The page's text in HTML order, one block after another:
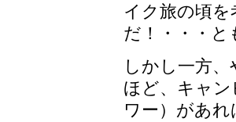
イク旅の頃
だ！・・・と
しかし一方
ほど、キャ
ワー）があ